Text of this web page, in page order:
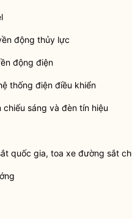
động thủy lực
động điện
thống điện điều khiển
chiếu sáng và đèn tín hiệu
quốc gia, toa xe đường sắt